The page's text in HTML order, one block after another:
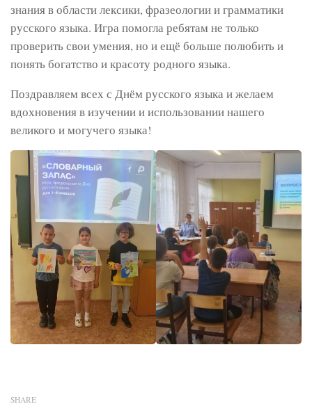
знания в области лексики, фразеологии и грамматики
русского языка. Игра помогла ребятам не только
проверить свои умения, но и ещё больше полюбить и
понять богатство и красоту родного языка.
Поздравляем всех с Днём русского языка и желаем
вдохновения в изучении и использовании нашего
великого и могучего языка!
SHARE